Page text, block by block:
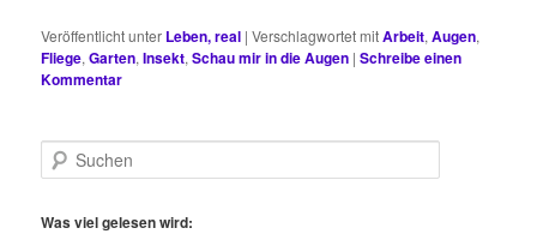
Veröffentlicht unter Leben, real |Verschlagwortet mitArbeit,Augen,
Fliege,Garten,Insekt,Schau mir in die Augen |Schreibe einen
Kommentar
u
h
Was viel gelesen wird: